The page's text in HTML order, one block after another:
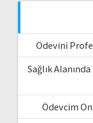
Ödevini
Sağlık
Ödevcim